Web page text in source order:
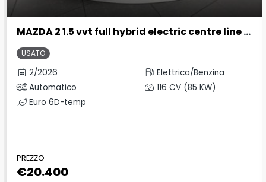
MAZDA 2 1.5 vvt full hybrid electric centre line e-cvt
USATO
2/2026
Elettrica/Benzina
Automatico
116 CV (85 KW)
Euro 6D-temp
PREZZO
€20.400